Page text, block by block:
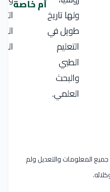
ولها تاريخ
طويل في
التعليم
الطبي
والبحث
العلمي.
أم خاصة
المعلومات والتعديل ولم